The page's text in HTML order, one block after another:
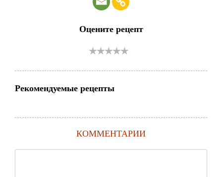
Оцените рецепт
Рекомендуемые рецепты
КОММЕНТАРИИ